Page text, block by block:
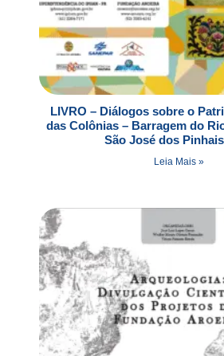
LIVRO – Diálogos sobre o
das Colônias – Barragem do
São José dos
Leia Mais »